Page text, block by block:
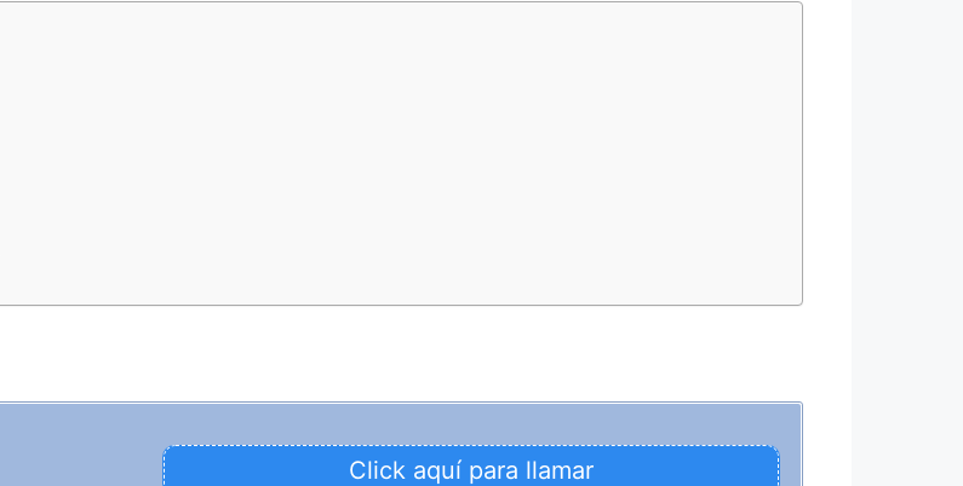
Click aquí para llamar